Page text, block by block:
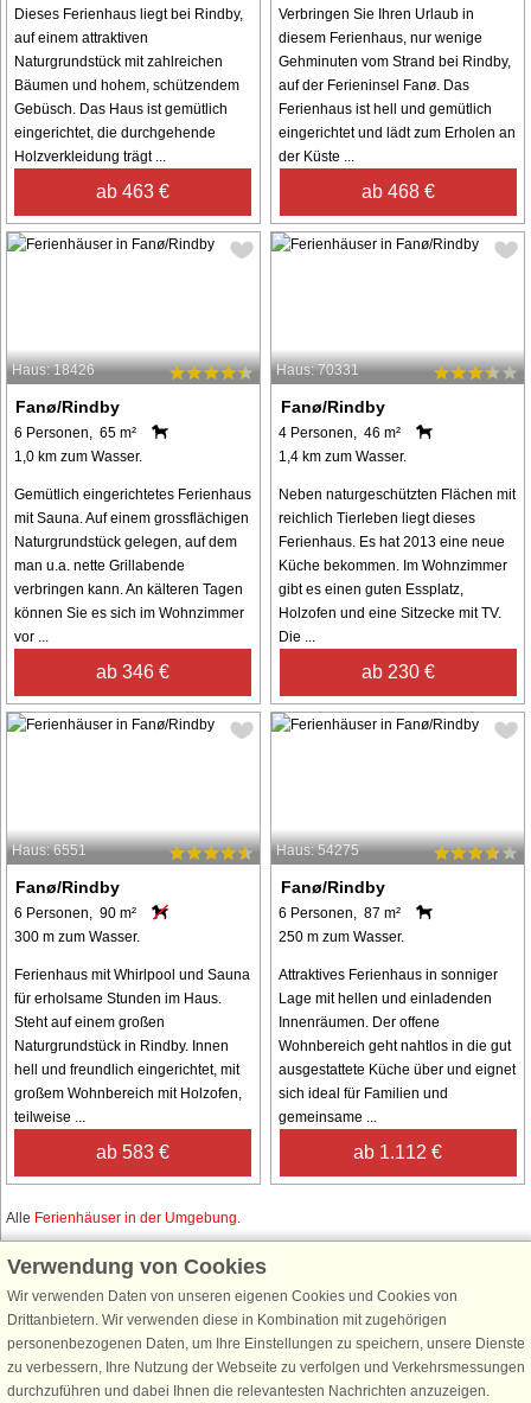
Dieses Ferienhaus liegt bei Rindby,
auf einem attraktiven
Naturgrundstück mit zahlreichen
Bäumen und hohem, schützendem
Gebüsch. Das Haus ist gemütlich
eingerichtet, die durchgehende
Holzverkleidung trägt ...
ab 463 €
Verbringen Sie Ihren Urlaub in
diesem Ferienhaus, nur wenige
Gehminuten vom Strand bei Rindby,
auf der Ferieninsel Fanø. Das
Ferienhaus ist hell und gemütlich
eingerichtet und lädt zum Erholen an
der Küste ...
ab 468 €
Haus: 18426
Fanø/Rindby
6 Personen, 65 m²
1,0 km zum Wasser.
Gemütlich eingerichtetes Ferienhaus
mit Sauna. Auf einem grossflächigen
Naturgrundstück gelegen, auf dem
man u.a. nette Grillabende
verbringen kann. An kälteren Tagen
können Sie es sich im Wohnzimmer
vor ...
ab 346 €
Haus: 70331
Fanø/Rindby
4 Personen, 46 m²
1,4 km zum Wasser.
Neben naturgeschützten Flächen mit
reichlich Tierleben liegt dieses
Ferienhaus. Es hat 2013 eine neue
Küche bekommen. Im Wohnzimmer
gibt es einen guten Essplatz,
Holzofen und eine Sitzecke mit TV.
Die ...
ab 230 €
Haus: 6551
Fanø/Rindby
6 Personen, 90 m²
300 m zum Wasser.
Ferienhaus mit Whirlpool und Sauna
für erholsame Stunden im Haus.
Steht auf einem großen
Naturgrundstück in Rindby. Innen
hell und freundlich eingerichtet, mit
großem Wohnbereich mit Holzofen,
teilweise ...
ab 583 €
Haus: 54275
Fanø/Rindby
6 Personen, 87 m²
250 m zum Wasser.
Attraktives Ferienhaus in sonniger
Lage mit hellen und einladenden
Innenräumen. Der offene
Wohnbereich geht nahtlos in die gut
ausgestattete Küche über und eignet
sich ideal für Familien und
gemeinsame ...
ab 1.112 €
Alle Ferienhäuser in der Umgebung.
Schließen Sie sich 100.000 Ferienhaus-Fans an
Erhalten Sie einen Willkommensgutschein von 25 €für Ihren nächsten
Ferienhausurlaub - melden Sie sich einfach für den DanCenter Newsletter
an. Verpassen Sie nie wieder exklusive Angebote, Gewinnspiele und
Verwendung von Cookies
Wir verwenden Daten von unseren eigenen Cookies und Cookies von
Drittanbietern. Wir verwenden diese in Kombination mit zugehörigen
personenbezogenen Daten, um Ihre Einstellungen zu speichern, unsere Dienste
zu verbessern, Ihre Nutzung der Webseite zu verfolgen und Verkehrsmessungen
durchzuführen und dabei Ihnen die relevantesten Nachrichten anzuzeigen.